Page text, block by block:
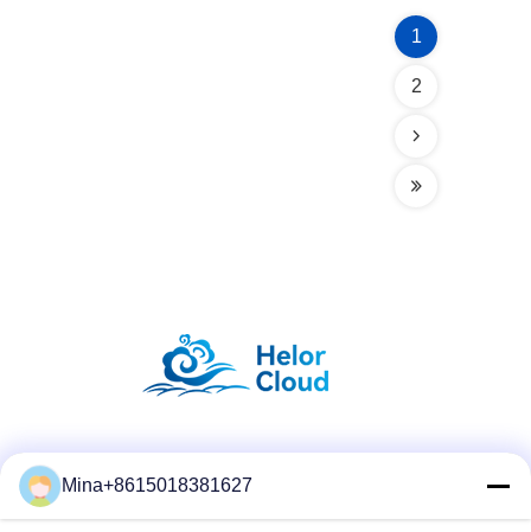
1
2
Mina+8615018381627